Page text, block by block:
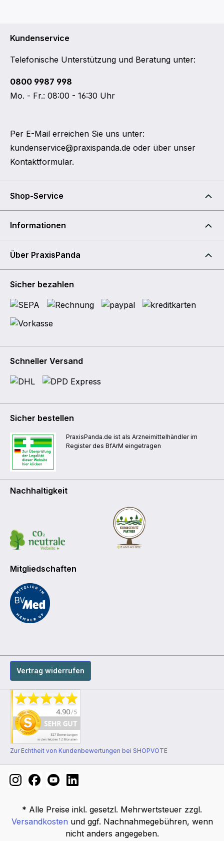
Kundenservice
Telefonische Unterstützung und Beratung unter:
0800 9987 998
Mo. - Fr.: 08:00 - 16:30 Uhr
Per E-Mail erreichen Sie uns unter:
kundenservice@praxispanda.de oder über unser
Kontaktformular.
Shop-Service
Informationen
Über PraxisPanda
Sicher bezahlen
Schneller Versand
Sicher bestellen
PraxisPanda.de ist als Arzneimittelhändler im
Register des BfArM eingetragen
Nachhaltigkeit
Mitgliedschaften
Vertrag widerrufen
Zur Echtheit von Kundenbewertungen bei SHOPVOTE
* Alle Preise inkl. gesetzl. Mehrwertsteuer zzgl.
Versandkosten und ggf. Nachnahmegebühren, wenn
nicht anders angegeben.